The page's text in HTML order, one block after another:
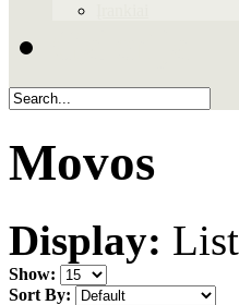
Movos
Display: List
Show:
Sort By: